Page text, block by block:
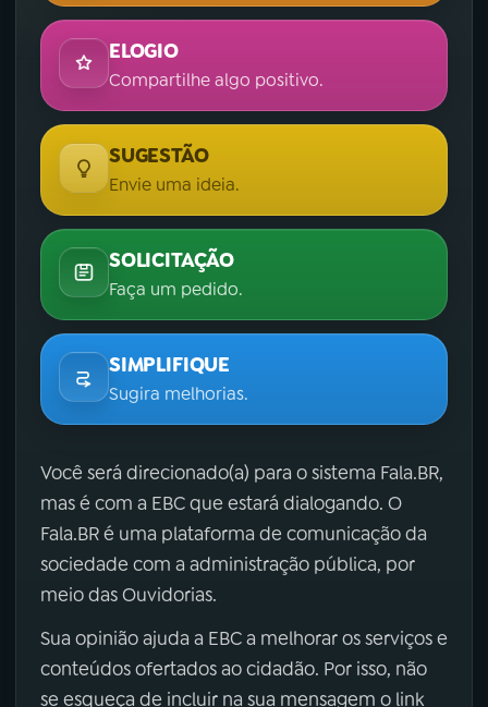
ELOGIO
Compartilhe algo positivo.
SUGESTÃO
Envie uma ideia.
SOLICITAÇÃO
Faça um pedido.
SIMPLIFIQUE
Sugira melhorias.
Você será direcionado(a) para o sistema Fala.BR,
mas é com a EBC que estará dialogando. O
Fala.BR é uma plataforma de comunicação da
sociedade com a administração pública, por
meio das Ouvidorias.
Sua opinião ajuda a EBC a melhorar os serviços e
conteúdos ofertados ao cidadão. Por isso, não
se esqueça de incluir na sua mensagem o link